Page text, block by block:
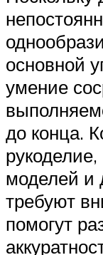
основной
умение
до конца.
моделей и
требуют
помогут